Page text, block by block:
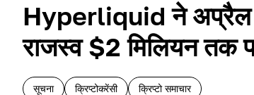
Hyperliquid ने अप्रैल
राजस्व $2 मिलियन तक
सूचना क्रिप्टोकरेंसी क्रिप्टो समाचार